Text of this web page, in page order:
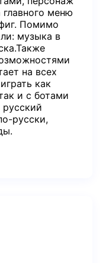
меню
Помимо
музыка в
на всех
как
и с ботами
русский
русски,